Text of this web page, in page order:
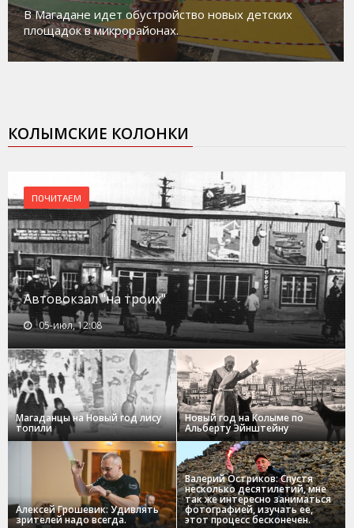
В Магадане идет обустройство новых детских
площадок в микрорайонах.
КОЛЫМСКИЕ КОЛОНКИ
ПОЧИТАЕМ
Автовокзал "на троих"
05-июл, 12:08
Магаданцы на Новый год лису
топили
Новый год на Колыме по
Альберту Эйнштейну
Алексей Грошевик: Удивлять
зрителей надо всегда.
Валерий Остриков: Спустя
несколько десятилетий, мне
так же интересно заниматься
фотографией, изучать ее,
этот процесс бесконечен.